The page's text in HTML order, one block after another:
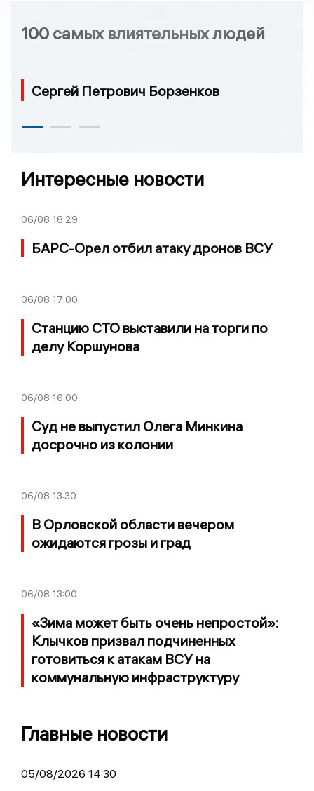
100 самых влиятельных людей
Сергей Петрович Борзенков
Интересные новости
06/08 18:29
БАРС-Орел отбил атаку дронов ВСУ
06/08 17:00
Станцию СТО выставили на торги по
делу Коршунова
06/08 16:00
Суд не выпустил Олега Минкина
досрочно из колонии
06/08 13:30
В Орловской области вечером
ожидаются грозы и град
06/08 13:00
«Зима может быть очень непростой»:
Клычков призвал подчиненных
готовиться к атакам ВСУ на
коммунальную инфраструктуру
Главные новости
05/08/2026 14:30